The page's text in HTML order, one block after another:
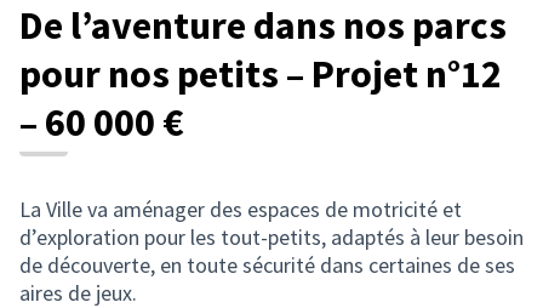
De l’aventure dans nos parcs
pour nos petits – Projet n°12
– 60 000 €
La Ville va aménager des espaces de motricité et
d’exploration pour les tout-petits, adaptés à leur besoin
de découverte, en toute sécurité dans certaines de ses
aires de jeux.